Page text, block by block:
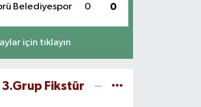
Belediyespor 0 0
için tıklayın
3.Grup Fikstür